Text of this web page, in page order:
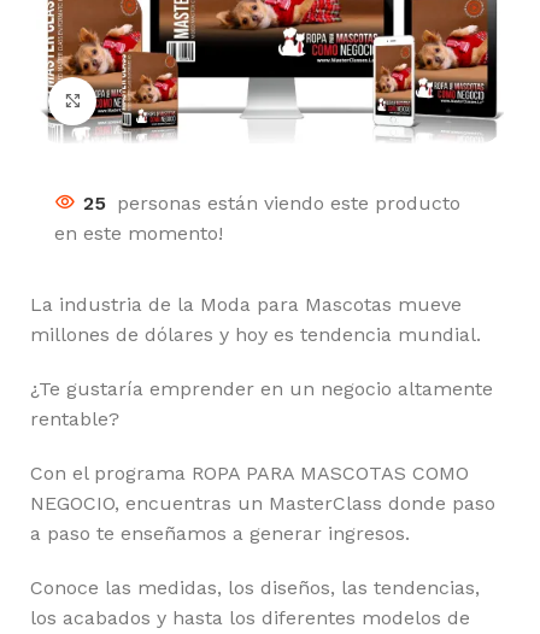
Click para agrandar
25 personas están viendo este producto
en este momento!
La industria de la Moda para Mascotas mueve
millones de dólares y hoy es tendencia mundial.
¿Te gustaría emprender en un negocio altamente
rentable?
Con el programa ROPA PARA MASCOTAS COMO
NEGOCIO, encuentras un MasterClass donde paso
a paso te enseñamos a generar ingresos.
Conoce las medidas, los diseños, las tendencias,
los acabados y hasta los diferentes modelos de